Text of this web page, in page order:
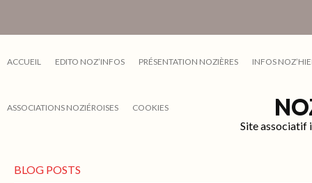
ACCUEIL EDITO NOZ’INFOS PRÉSENTATION NOZIÈRES INFOS
ASSOCIATIONS NOZIÉROISES COOKIES
Site associatif
BLOG POSTS